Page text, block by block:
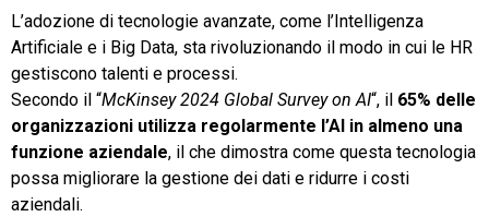
L’adozione di tecnologie avanzate, come l’Intelligenza
Artificiale e i Big Data, sta rivoluzionando il modo in cui le HR
gestiscono talenti e processi.
Secondo il “McKinsey 2024 Global Survey on AI“, il 65% delle
organizzazioni utilizza regolarmente l’AI in almeno una
funzione aziendale, il che dimostra come questa tecnologia
possa migliorare la gestione dei dati e ridurre i costi
aziendali.